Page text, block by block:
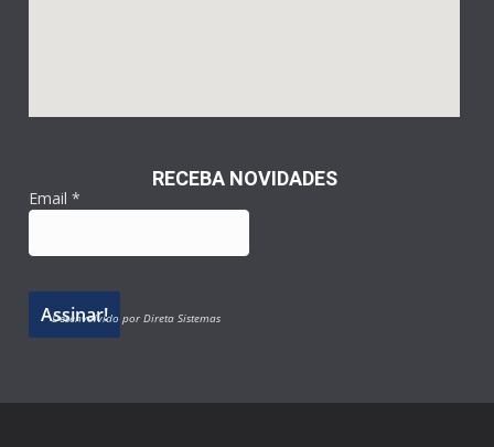
RECEBA NOVIDADES
Email *
Desenvolvido por Direta Sistemas